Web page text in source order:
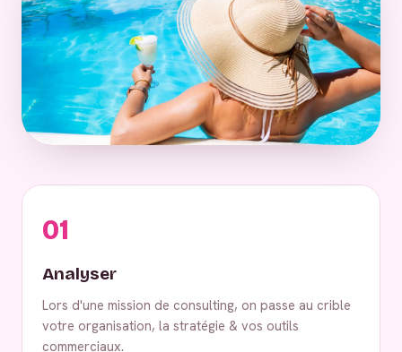
01
Analyser
Lors d'une mission de consulting, on passe au crible
votre organisation, la stratégie & vos outils
commerciaux.